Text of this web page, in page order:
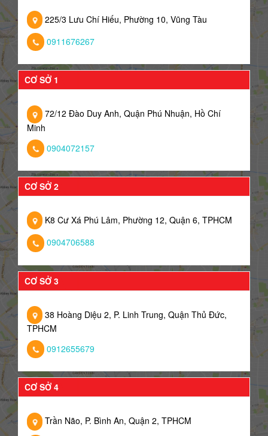
225/3 Lưu Chí Hiếu, Phường 10, Vũng Tàu
0911676267
CƠ SỞ 1
72/12 Đào Duy Anh, Quận Phú Nhuận, Hồ Chí
Minh
0904072157
CƠ SỞ 2
K8 Cư Xá Phú Lâm, Phường 12, Quận 6, TPHCM
0904706588
CƠ SỞ 3
38 Hoàng Diệu 2, P. Linh Trung, Quận Thủ Đức,
TPHCM
0912655679
CƠ SỞ 4
Trần Não, P. Bình An, Quận 2, TPHCM